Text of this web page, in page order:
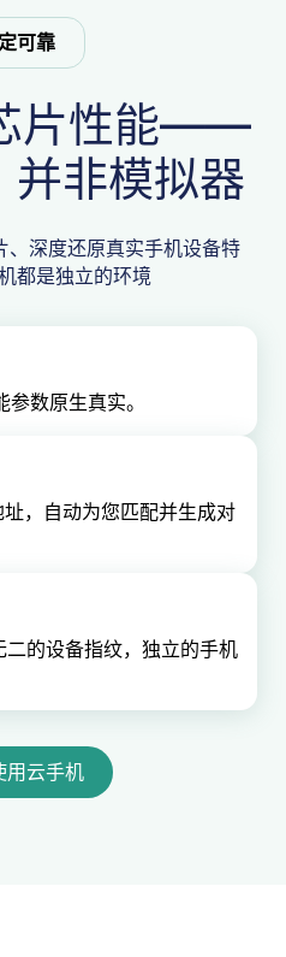
可靠
片性能——
并非模拟器
、深度还原真实手机设备特
都是独立的环境
数原生真实。
，自动为您匹配并生成对
的设备指纹，独立的手机
用云手机